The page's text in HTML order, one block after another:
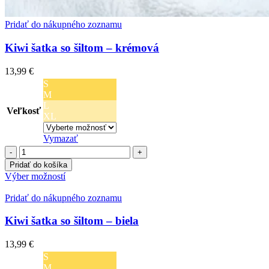
Pridať do nákupného zoznamu
Kiwi šatka so šiltom – krémová
13,99 €
Veľkosť
S
M
L
XL
Vymazať
množstvo
Kiwi
šatka
so
šiltom
-
krémová
Pridať do košíka
Výber možnostíTento
má
variantov.
môžete
Pridať do nákupného zoznamu
Kiwi šatka so šiltom – biela
13,99 €
S